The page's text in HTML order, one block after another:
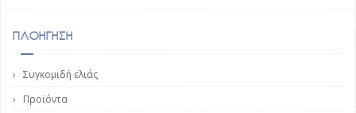
ΠΛΟΗΓΗΣΗ
Συγκομιδή ελιάς
Προϊόντα